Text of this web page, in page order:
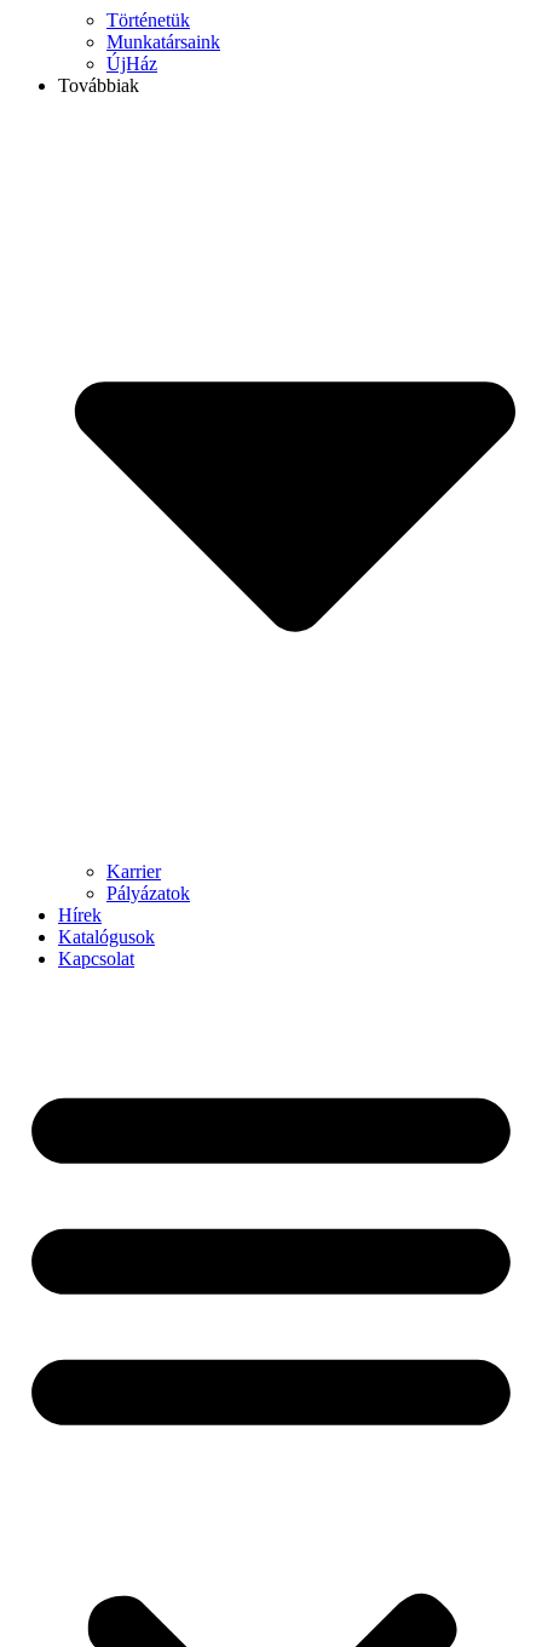
Történetük
Munkatársaink
ÚjHáz
Továbbiak
Karrier
Pályázatok
Hírek
Katalógusok
Kapcsolat